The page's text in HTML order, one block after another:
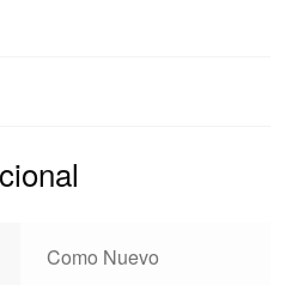
Como Nuevo